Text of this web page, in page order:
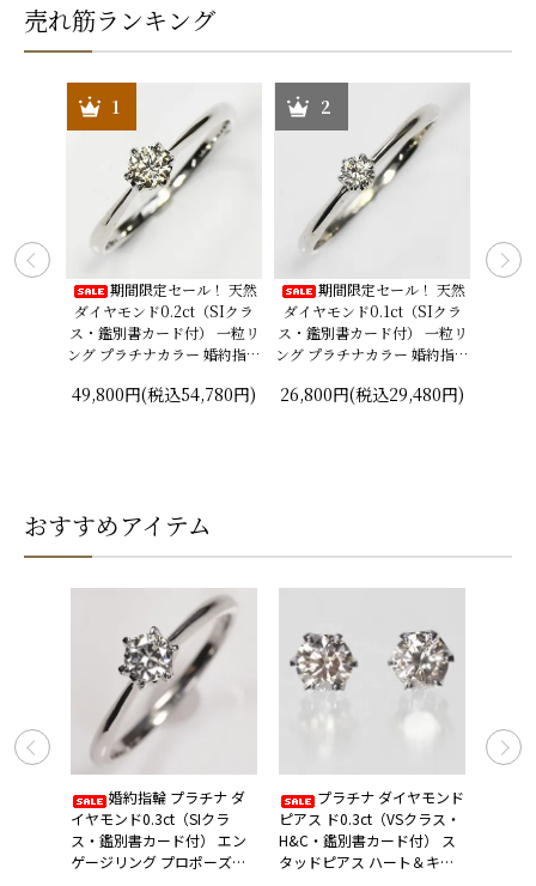
売れ筋ランキング
1
期間限定セール！ 天然
ダイヤモンド0.2ct（SIクラ
ス・鑑別書カード付） 一粒リ
ング プラチナカラー 婚約指輪
49,800円(税込54,780円)
2
期間限定セール！ 天然
ダイヤモンド0.1ct（SIクラ
ス・鑑別書カード付） 一粒リ
ング プラチナカラー 婚約指輪
26,800円(税込29,480円)
おすすめアイテム
婚約指輪 プラチナ ダ
イヤモンド0.3ct（SIクラ
ス・鑑別書カード付） エン
ゲージリング プロポーズリ
プラチナ ダイヤモンド
ピアス ド0.3ct（VSクラス・
H&C・鑑別書カード付） ス
タッドピアス ハート＆キュ